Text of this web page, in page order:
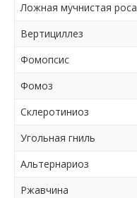
Ложная мучнистая роса
Вертициллез
Фомопсис
Фомоз
Склеротиниоз
Угольная гниль
Альтернариоз
Ржавчина